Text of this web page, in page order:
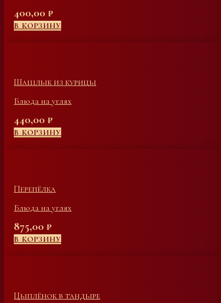
400,00 ₽
В КОРЗИНУ
Шашлык из курицы
Блюда на углях
440,00 ₽
В КОРЗИНУ
Перепёлка
Блюда на углях
875,00 ₽
В КОРЗИНУ
Цыплёнок в тандыре